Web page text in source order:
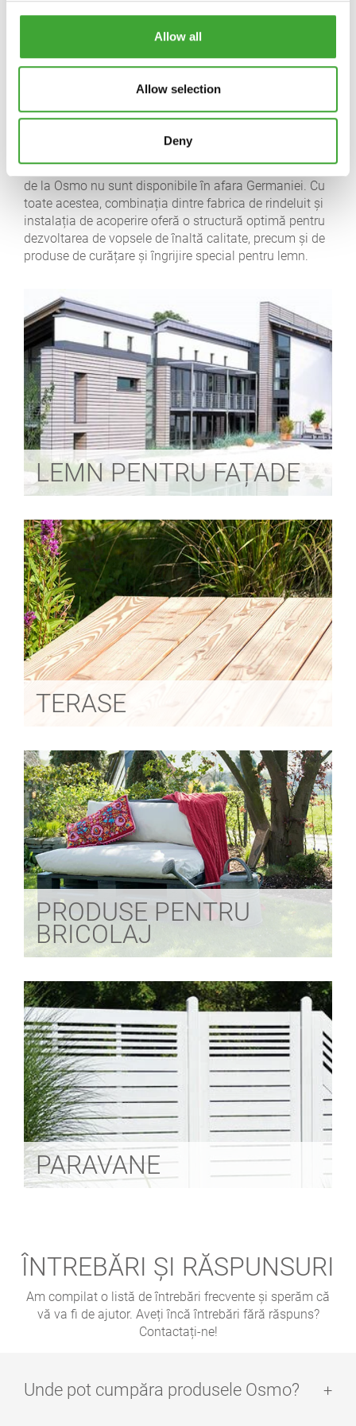
Allow all
Allow selection
Deny
exemplu o suprafață periată cu fibră pronunțată.
Sistemele noastre de placare au fost distinse cu
diverse premii de design și decorează mai multe clădiri
și amenajări exterioare renumite. Multe dintre
produsele noastre finite din lemn cele mai populare
sunt finisate în fabrică cu propriile noastre acoperiri
Din păcate, lemnul pentru grădină și fațadele din lemn
de la Osmo nu sunt disponibile în afara Germaniei. Cu
toate acestea, combinația dintre fabrica de rindeluit și
instalația de acoperire oferă o structură optimă pentru
dezvoltarea de vopsele de înaltă calitate, precum și de
produse de curățare și îngrijire special pentru lemn.
LEMN PENTRU FAȚADE
TERASE
PRODUSE PENTRU
BRICOLAJ
PARAVANE
ÎNTREBĂRI ȘI RĂSPUNSURI
Am compilat o listă de întrebări frecvente și sperăm că
vă va fi de ajutor. Aveți încă întrebări fără răspuns?
Contactați-ne!
Unde pot cumpăra produsele Osmo?